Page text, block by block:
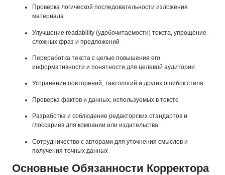
Проверка логической последовательности изложения
материала
Улучшение readability (удобочитаемости) текста, упрощение
сложных фраз и предложений
Переработка текста с целью повышения его
информативности и понятности для целевой аудитории
Устранение повторений, тавтологий и других ошибок стиля
Проверка фактов и данных, используемых в тексте
Разработка и соблюдение редакторских стандартов и
глоссариев для компании или издательства
Сотрудничество с авторами для уточнения смыслов и
получения точных данных
Основные Обязанности Корректора